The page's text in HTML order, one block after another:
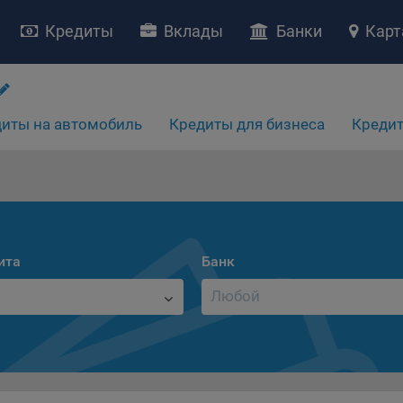
«О политике обработки файлов cookie»
подходит к соблюдению прав субъектов персональных
положения о политике обработки файлов cookie (далее –
) является одной из принимаемых Обществом мер по
).
Кредиты Вклады Банки
на автомобиль Кредиты для бизнеса
Банк